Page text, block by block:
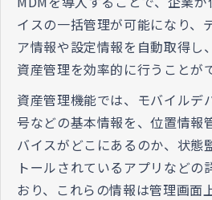
イスの一括管理が可能になり、
ア情報や設定情報を自動取得し
資産管理を効率的に行うことが
資産管理機能では、モバイルデ
号などの基本情報を、位置情報
バイスがどこにあるのか、状態
トールされているアプリなどの
おり、これらの情報は管理画面